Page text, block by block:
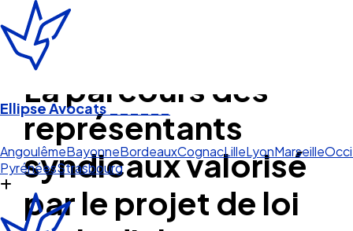
Ellipse Avocats______
Occit
AngoulêmeBayonneBordeauxCognac LilleLyonMarseille
Pyrénées
La parcours des
représentants
syndicaux valorisé
par le projet de loi